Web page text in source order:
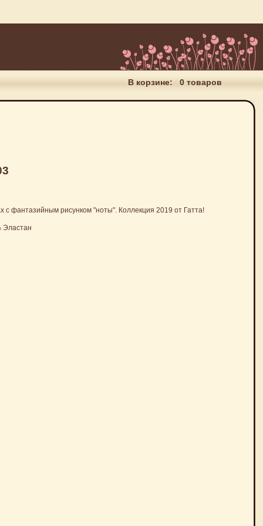
В корзине: 0 товаров
с фантазийным рисунком "ноты". Коллекция 2019 от Гатта!
Эластан